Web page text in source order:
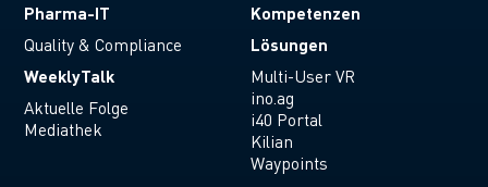
Pharma-IT
Quality & Compliance
WeeklyTalk
Aktuelle Folge
Mediathek
Kompetenzen
Lösungen
Multi-User VR
ino.ag
i40 Portal
Kilian
Waypoints